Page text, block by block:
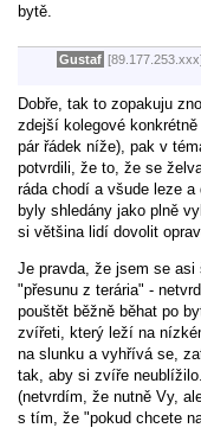
bytě.
Gustaf
Dobře, tak to zopakuju
zdejší kolegové
pár řádek níže), pak v
potvrdili, že to, že se
ráda chodí a všude leze
byly shledány jako plně
si většina lidí dovolit
Je pravda, že jsem se asi
"přesunu z terária" -
pouštět běžně běhat po
zvířeti, který leží na
na slunku a vyhřívá se,
tak, aby si zvíře
(netvrdím, že nutně Vy,
s tím, že "pokud chcete